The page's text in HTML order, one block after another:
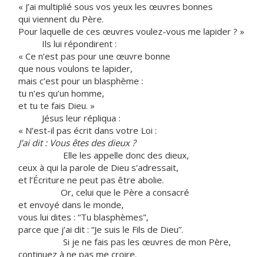
« J’ai multiplié sous vos yeux les œuvres bonnes
qui viennent du Père.
Pour laquelle de ces œuvres voulez-vous me lapider ? »
Ils lui répondirent :
« Ce n’est pas pour une œuvre bonne
que nous voulons te lapider,
mais c’est pour un blasphème :
tu n’es qu’un homme,
et tu te fais Dieu. »
Jésus leur répliqua :
« N’est-il pas écrit dans votre Loi :
J’ai dit : Vous êtes des dieux ?
Elle les appelle donc des dieux,
ceux à qui la parole de Dieu s’adressait,
et l’Écriture ne peut pas être abolie.
Or, celui que le Père a consacré
et envoyé dans le monde,
vous lui dites : “Tu blasphèmes”,
parce que j’ai dit : “Je suis le Fils de Dieu”.
Si je ne fais pas les œuvres de mon Père,
continuez à ne pas me croire.